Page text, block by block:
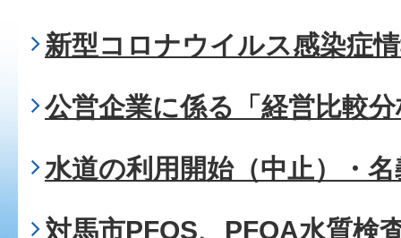
新型コロナウイルス感染症
公営企業に係る「経営比較
水道の利用開始（中止）・
対馬市PFOS、PFOA水質検